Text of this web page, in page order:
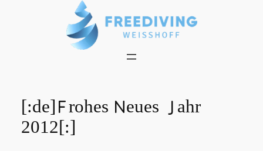
[:de]Frohes Neues Jahr
2012[:]